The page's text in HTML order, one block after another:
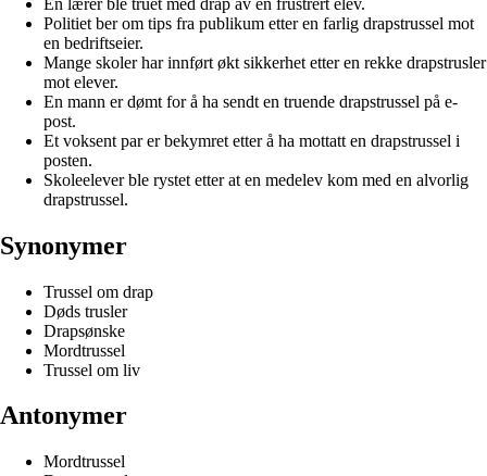
Politiet ber om tips fra publikum etter en farlig drapstrussel mot
en bedriftseier.
Mange skoler har innført økt sikkerhet etter en rekke drapstrusler
mot elever.
En mann er dømt for å ha sendt en truende drapstrussel på e-
post.
Et voksent par er bekymret etter å ha mottatt en drapstrussel i
posten.
Skoleelever ble rystet etter at en medelev kom med en alvorlig
drapstrussel.
Synonymer
Trussel om drap
Døds trusler
Drapsønske
Mordtrussel
Trussel om liv
Antonymer
Mordtrussel